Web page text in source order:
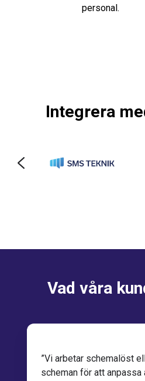
personal.
Integrera
Vad våra
”Vi arbetar schemalöst
scheman för att